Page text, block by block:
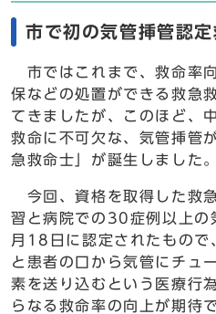
市で初の気管挿管認
市ではこれまで、救命率
保などの処置ができる救急
てきましたが、このほど、
救命に不可欠な、気管挿管
急救命士」が誕生しました。
今回、資格を取得した救
習と病院での30症例以上の
月18日に認定されたもので
と患者の口から気管にチュ
素を送り込むという医療行
らなる救命率の向上が期待